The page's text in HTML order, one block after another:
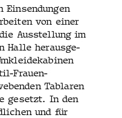
Ein­sendun­gen
von ein­er
Ausstel­lung im
Halle her­aus­ge­
Frauen­
Tablaren
geset­zt. In den
und für